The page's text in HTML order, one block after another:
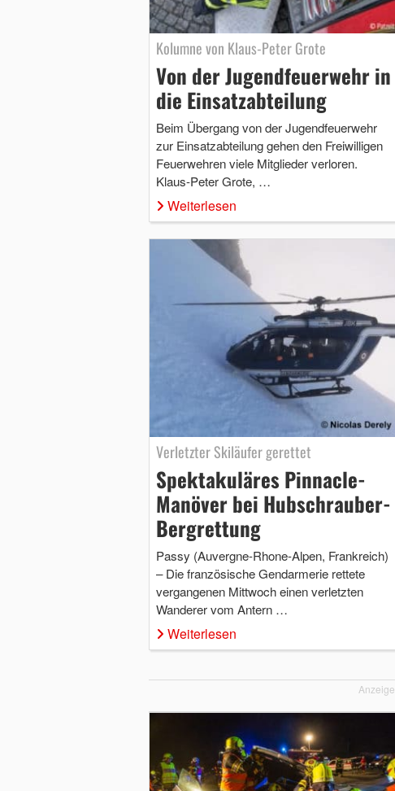
Kolumne von Klaus-Peter Grote
Von der Jugendfeuerwehr in
die Einsatzabteilung
Beim Übergang von der Jugendfeuerwehr
zur Einsatzabteilung gehen den Freiwilligen
Feuerwehren viele Mitglieder verloren.
Klaus-Peter Grote, …
Weiterlesen
Verletzter Skiläufer gerettet
Spektakuläres Pinnacle-
Manöver bei Hubschrauber-
Bergrettung
Passy (Auvergne-Rhone-Alpen, Frankreich)
– Die französische Gendarmerie rettete
vergangenen Mittwoch einen verletzten
Wanderer vom Antern …
Weiterlesen
Anzeige